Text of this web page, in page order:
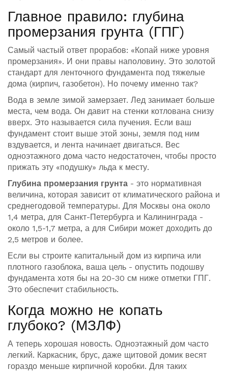
Главное правило: глубина
промерзания грунта (ГПГ)
Самый частый ответ прорабов: «Копай ниже уровня
промерзания». И они правы наполовину. Это золотой
стандарт для ленточного фундамента под тяжелые
дома (кирпич, газобетон). Но почему именно так?
Вода в земле зимой замерзает. Лед занимает больше
места, чем вода. Он давит на стенки котлована снизу
вверх. Это называется сила пучения. Если ваш
фундамент стоит выше этой зоны, земля под ним
вздувается, и лента начинает двигаться. Вес
одноэтажного дома часто недостаточен, чтобы просто
прижать эту «подушку» льда к месту.
Глубина промерзания грунта - это нормативная
величина, которая зависит от климатического района и
среднегодовой температуры. Для Москвы она около
1,4 метра, для Санкт-Петербурга и Калининграда -
около 1,5-1,7 метра, а для Сибири может доходить до
2,5 метров и более.
Если вы строите капитальный дом из кирпича или
плотного газоблока, ваша цель - опустить подошву
фундамента хотя бы на 20-30 см ниже отметки ГПГ.
Это обеспечит стабильность.
Когда можно не копать
глубоко? (МЗЛФ)
А теперь хорошая новость. Одноэтажный дом часто
легкий. Каркасник, брус, даже щитовой домик весят
гораздо меньше кирпичной коробки. Для таких